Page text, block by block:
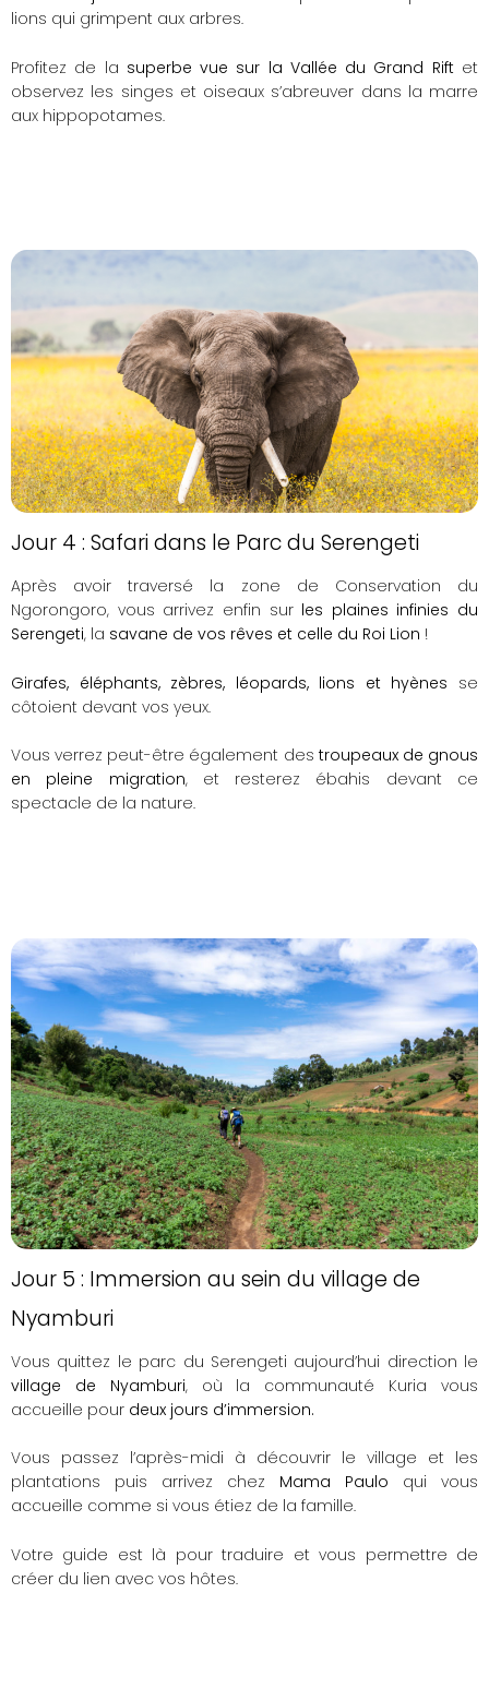
lions qui grimpent aux arbres.
Profitez de la superbe vue sur la Vallée du Grand Riftet
observez les singes et oiseaux s’abreuver dans la marre
aux hippopotames.
Jour 4 : Safari dans le Parc du Serengeti
Après avoir traversé la zone de Conservation du
Ngorongoro, vous arrivez enfin sur les plaines infinies du
Serengeti, la savane de vos rêves et celle du Roi Lion !
Girafes, éléphants, zèbres, léopards, lions et hyènes se
côtoient devant vos yeux.
Vous verrez peut-être également des troupeaux de gnous
en pleine migration, et resterez ébahis devant ce
spectacle de la nature.
Jour 5 : Immersion au sein du village de
Nyamburi​
Vous quittez le parc du Serengeti aujourd’hui direction le
village de Nyamburi, où la communauté Kuria vous
accueille pour deux jours d’immersion.
Vous passez l’après-midi à découvrir le village et les
plantations puis arrivez chez Mama Paulo qui vous
accueille comme si vous étiez de la famille.
Votre guide est là pour traduire et vous permettre de
créer du lien avec vos hôtes.